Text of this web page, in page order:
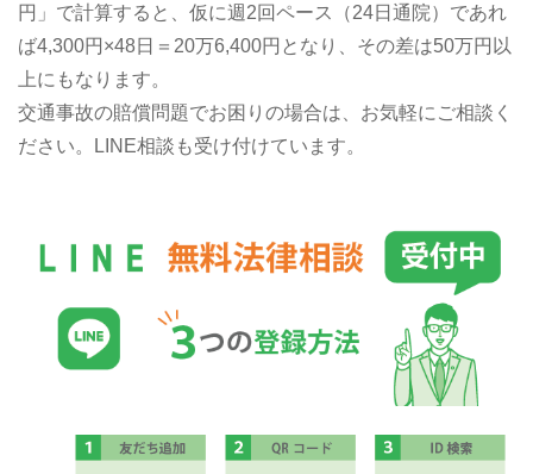
円」で計算すると、仮に週2回ペース（24日通院）であれ
ば4,300円×48日＝20万6,400円となり、その差は50万円以
上にもなります。
交通事故の賠償問題でお困りの場合は、お気軽にご相談く
ださい。LINE相談も受け付けています。